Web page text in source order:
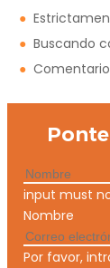
●
●Buscando
●
input must
Nombre
Por favor,